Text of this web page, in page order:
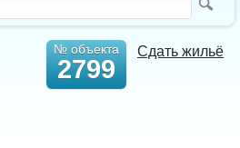
Сдать жильё
№ объекта
2799